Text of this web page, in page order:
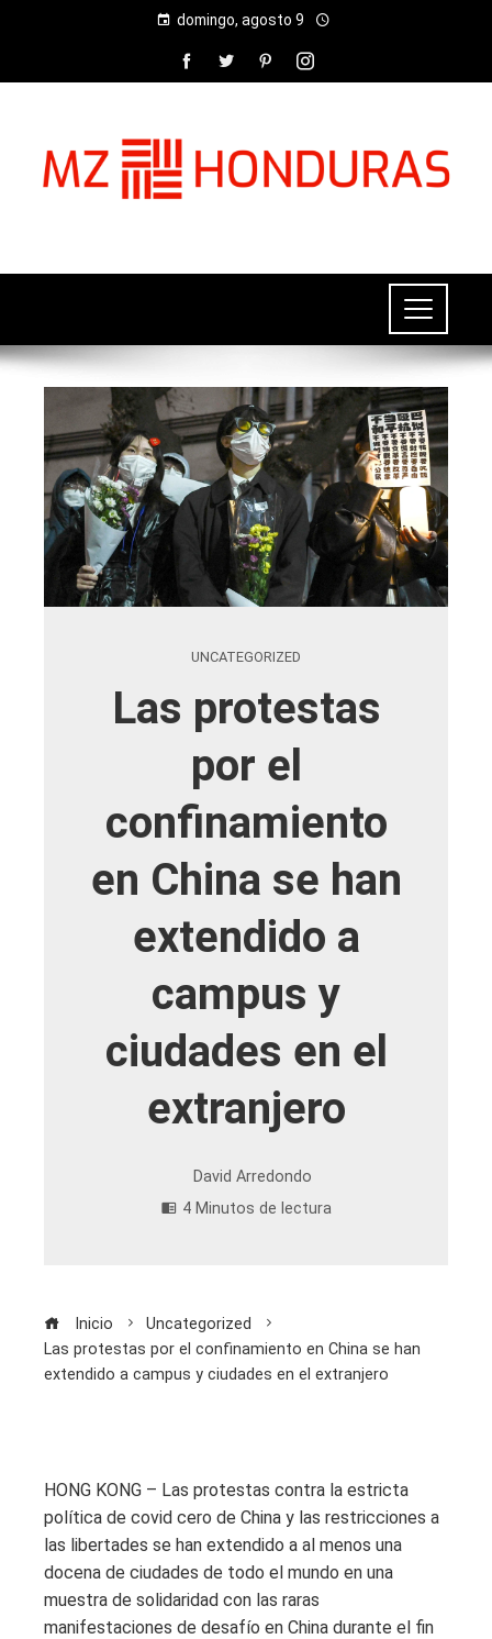
domingo, agosto 9
UNCATEGORIZED
Las protestas
por el
confinamiento
en China se han
extendido a
campus y
ciudades en el
extranjero
David Arredondo
4 Minutos de lectura
Inicio
Uncategorized
Las protestas por el confinamiento en China se han
extendido a campus y ciudades en el extranjero
HONG KONG – Las protestas contra la estricta
política de covid cero de China y las restricciones a
las libertades se han extendido a al menos una
docena de ciudades de todo el mundo en una
muestra de solidaridad con las raras
manifestaciones de desafío en China durante el fin